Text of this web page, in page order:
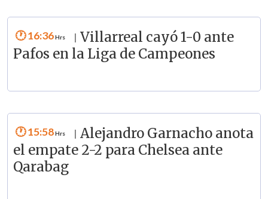
16:36
Villarreal cayó 1-0 ante
Pafos en la Liga de Campeones
15:58
Alejandro Garnacho anota
el empate 2-2 para Chelsea ante
Qarabag